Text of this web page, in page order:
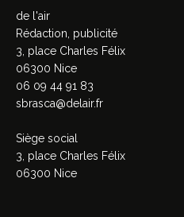
de l'air
Rédaction, publicité
3, place Charles Félix
06300 Nice
06 09 44 91 83
sbrasca@delair.fr
Siège social
3, place Charles Félix
06300 Nice